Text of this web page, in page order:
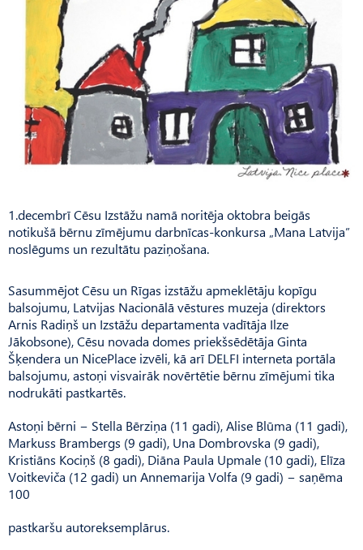
1.decembrī Cēsu Izstāžu namā noritēja oktobra beigās
notikušā bērnu zīmējumu darbnīcas-konkursa „Mana Latvija”
noslēgums un rezultātu paziņošana.
Sasummējot Cēsu un Rīgas izstāžu apmeklētāju kopīgu
balsojumu, Latvijas Nacionālā vēstures muzeja (direktors
Arnis Radiņš un Izstāžu departamenta vadītāja Ilze
Jākobsone), Cēsu novada domes priekšsēdētāja Ginta
Šķendera un NicePlace izvēli, kā arī DELFI interneta portāla
balsojumu, astoņi visvairāk novērtētie bērnu zīmējumi tika
nodrukāti pastkartēs.
Astoņi bērni − Stella Bērziņa (11 gadi), Alise Blūma (11 gadi),
Markuss Brambergs (9 gadi), Una Dombrovska (9 gadi),
Kristiāns Kociņš (8 gadi), Diāna Paula Upmale (10 gadi), Elīza
Voitkeviča (12 gadi) un Annemarija Volfa (9 gadi) − saņēma
100
pastkaršu autoreksemplārus.